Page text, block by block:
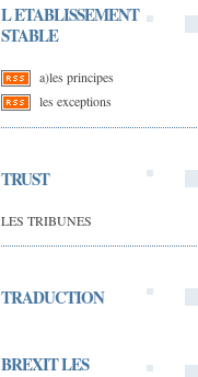
L ETABLISSEMENT
STABLE
a)les principes
les exceptions
TRUST
LES TRIBUNES
TRADUCTION
BREXIT LES